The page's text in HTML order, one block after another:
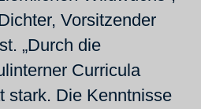
Vorsitzender
„Durch die
Curricula
stark. Die Kenntnisse